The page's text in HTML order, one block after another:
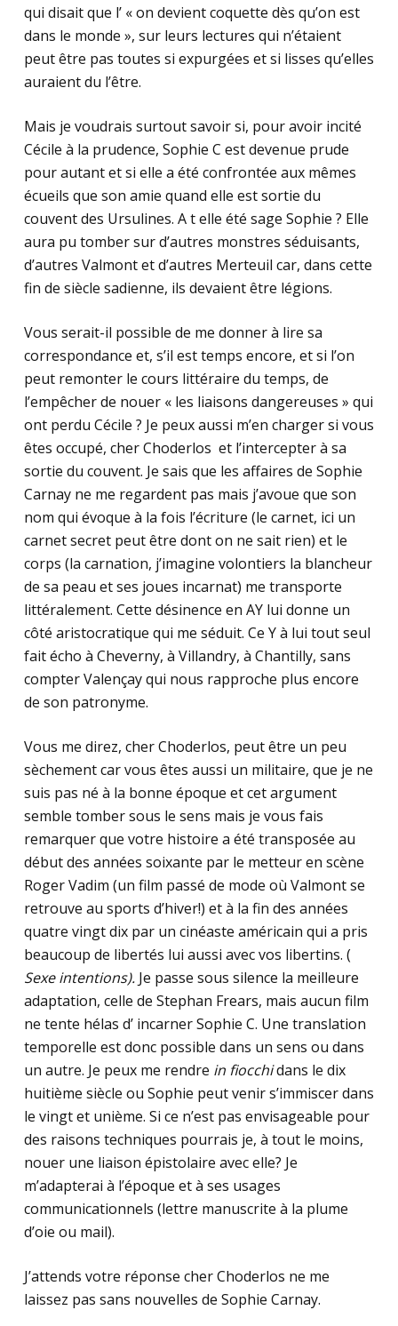
qui disait que l’ « on devient coquette dès qu’on est
dans le monde », sur leurs lectures qui n’étaient
peut être pas toutes si expurgées et si lisses qu’elles
auraient du l’être.
Mais je voudrais surtout savoir si, pour avoir incité
Cécile à la prudence, Sophie C est devenue prude
pour autant et si elle a été confrontée aux mêmes
écueils que son amie quand elle est sortie du
couvent des Ursulines. A t elle été sage Sophie ? Elle
aura pu tomber sur d’autres monstres séduisants,
d’autres Valmont et d’autres Merteuil car, dans cette
fin de siècle sadienne, ils devaient être légions.
Vous serait-il possible de me donner à lire sa
correspondance et, s’il est temps encore, et si l’on
peut remonter le cours littéraire du temps, de
l’empêcher de nouer « les liaisons dangereuses » qui
ont perdu Cécile ? Je peux aussi m’en charger si vous
êtes occupé, cher Choderlos et l’intercepter à sa
sortie du couvent. Je sais que les affaires de Sophie
Carnay ne me regardent pas mais j’avoue que son
nom qui évoque à la fois l’écriture (le carnet, ici un
carnet secret peut être dont on ne sait rien) et le
corps (la carnation, j’imagine volontiers la blancheur
de sa peau et ses joues incarnat) me transporte
littéralement. Cette désinence en AY lui donne un
côté aristocratique qui me séduit. Ce Y à lui tout seul
fait écho à Cheverny, à Villandry, à Chantilly, sans
compter Valençay qui nous rapproche plus encore
de son patronyme.
Vous me direz, cher Choderlos, peut être un peu
sèchement car vous êtes aussi un militaire, que je ne
suis pas né à la bonne époque et cet argument
semble tomber sous le sens mais je vous fais
remarquer que votre histoire a été transposée au
début des années soixante par le metteur en scène
Roger Vadim (un film passé de mode où Valmont se
retrouve au sports d’hiver!) et à la fin des années
quatre vingt dix par un cinéaste américain qui a pris
beaucoup de libertés lui aussi avec vos libertins. (
Sexe intentions). Je passe sous silence la meilleure
adaptation, celle de Stephan Frears, mais aucun film
ne tente hélas d’ incarner Sophie C. Une translation
temporelle est donc possible dans un sens ou dans
un autre. Je peux me rendre in fiocchidans le dix
huitième siècle ou Sophie peut venir s’immiscer dans
le vingt et unième. Si ce n’est pas envisageable pour
des raisons techniques pourrais je, à tout le moins,
nouer une liaison épistolaire avec elle? Je
m’adapterai à l’époque et à ses usages
communicationnels (lettre manuscrite à la plume
d’oie ou mail).
J’attends votre réponse cher Choderlos ne me
laissez pas sans nouvelles de Sophie Carnay.